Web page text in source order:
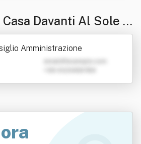
Davanti Al Sole S
Sociale A R.l.
Amministrazione